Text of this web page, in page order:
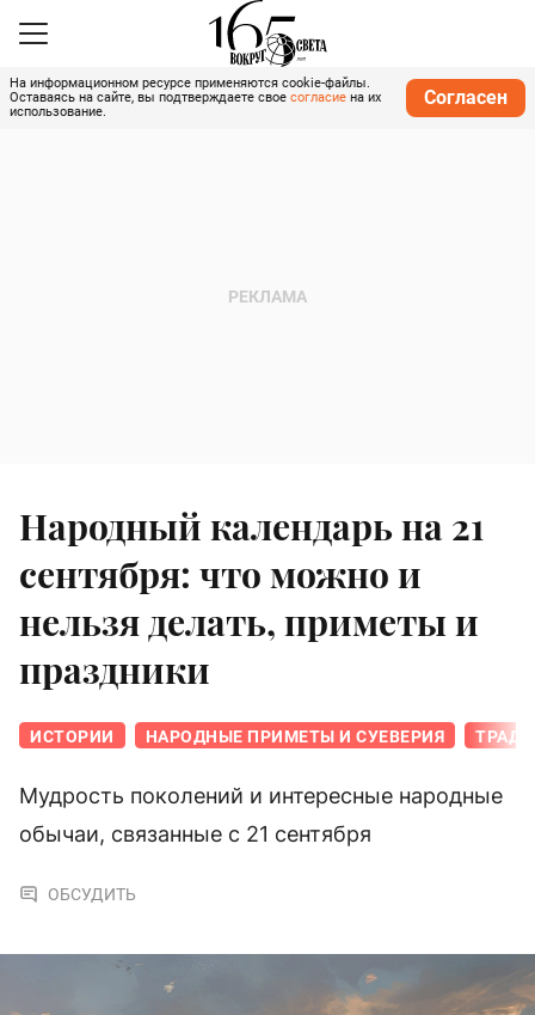
На информационном ресурсе применяются cookie-файлы.
Оставаясь на сайте, вы подтверждаете свое согласие на их
использование.
Согласен
Народный календарь на 21
сентября: что можно и
нельзя делать, приметы и
праздники
ИСТОРИИ НАРОДНЫЕ ПРИМЕТЫ И СУЕВЕРИЯ
Мудрость поколений и интересные народные
обычаи, связанные с 21 сентября
ОБСУДИТЬ